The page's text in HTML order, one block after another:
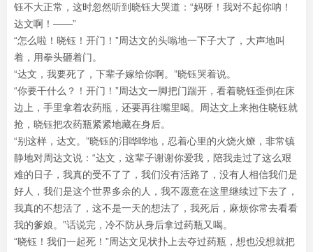
钰不大正常，这时忽然听到晓钰大哭道：“妈呀！我对不起你呐！
达文啊！——”
“怎么啦！晓钰！开门！”周达文的头嗡地一下子大了，大声地叫
着，用拳头砸着门。
“达文，我要死了，下辈子嫁给你啊。”晓钰哭着说。
“你要干什么？！开门！”周达文一脚把门踹开，看着晓钰歪倒在床
边上，手里拿着农药瓶，还要再往嘴里喝。周达文上来抱住晓钰就
抢，晓钰把农药瓶紧紧地藏在身后。
“别这样，达文。”晓钰的泪哗哗地，忍着心里的火烧火燎，非常镇
静地对周达文说：“达文，这辈子谢谢你爱我，陪我走过了这么艰
难的日子，我真的受不了了，我们没有活路了，没有人相信我们是
好人，我们是这个世界多余的人，我不愿意在这里继续过下去了，
我真的不想活了，这不是一天的想法了，我死后，麻烦你常去看看
我的爹娘。”话说完，冷不防从身后拿过药瓶又喝。
“晓钰！我们一起死！”周达文见状扑上去夺过药瓶，想也没想就把